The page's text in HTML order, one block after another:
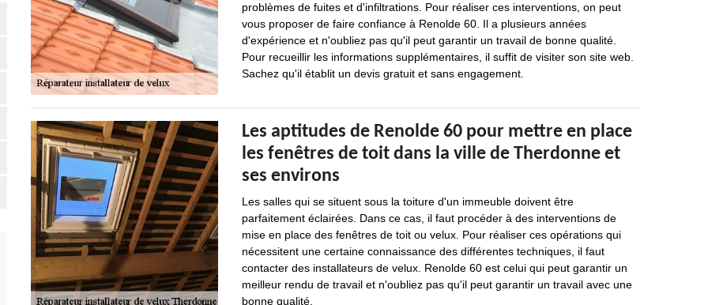
problèmes de fuites et d'infiltrations. Pour réaliser ces interventions, on peut
vous proposer de faire confiance à Renolde 60. Il a plusieurs années
d'expérience et n'oubliez pas qu'il peut garantir un travail de bonne qualité.
Pour recueillir les informations supplémentaires, il suffit de visiter son site web.
Sachez qu'il établit un devis gratuit et sans engagement.
Les aptitudes de Renolde 60 pour mettre en place
les fenêtres de toit dans la ville de Therdonne et
ses environs
Les salles qui se situent sous la toiture d'un immeuble doivent être
parfaitement éclairées. Dans ce cas, il faut procéder à des interventions de
mise en place des fenêtres de toit ou velux. Pour réaliser ces opérations qui
nécessitent une certaine connaissance des différentes techniques, il faut
contacter des installateurs de velux. Renolde 60 est celui qui peut garantir un
meilleur rendu de travail et n'oubliez pas qu'il peut garantir un travail avec une
bonne qualité.